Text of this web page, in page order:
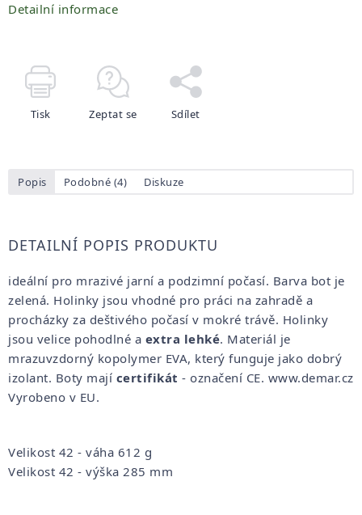
Detailní informace
Tisk Zeptat se Sdílet
Popis Podobné (4) Diskuze
DETAILNÍ POPIS PRODUKTU
ideální pro mrazivé jarní a podzimní počasí. Barva bot je
zelená. Holinky jsou vhodné pro práci na zahradě a
procházky za deštivého počasí v mokré trávě. Holinky
jsou velice pohodlné a extra lehké. Materiál je
mrazuvzdorný kopolymer EVA, který funguje jako dobrý
izolant. Boty mají certifikát - označení CE. www.demar.cz
Vyrobeno v EU.
Velikost 42 - váha 612 g
Velikost 42 - výška 285 mm